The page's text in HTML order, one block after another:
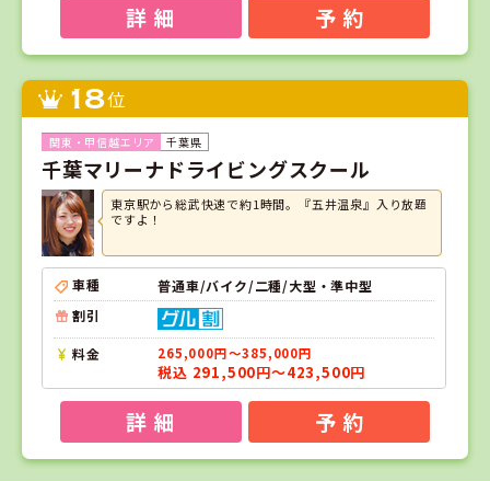
詳 細 予 約
18位
千葉県
千葉マリーナドライビングスクール
東京駅から総武快速で約1時間。『五井温泉』入り放題
ですよ！
車種
普通車/バイク/二種/大型・準中型
割引
料金 265,000円～385,000円
税込 291,500円～423,500円
詳 細 予 約